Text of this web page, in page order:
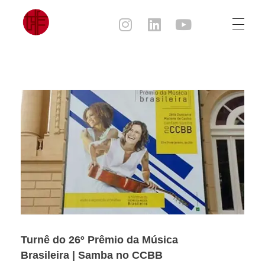
Turnê do 26º Prêmio da Música
Brasileira | Samba no CCBB